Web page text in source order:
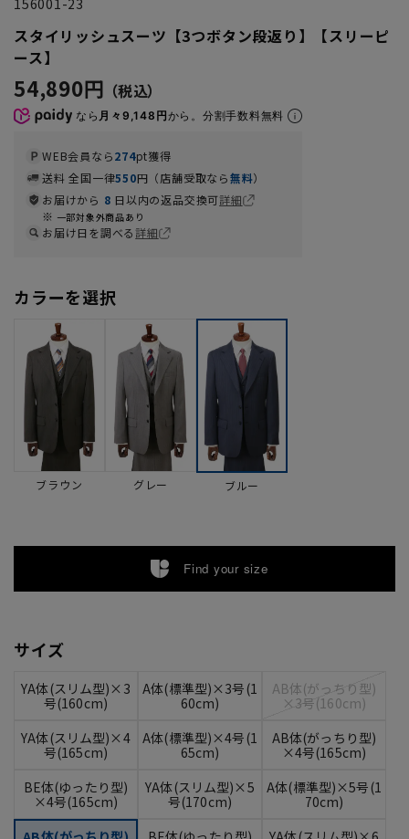
スタイリッシュスーツ【3つボタン段返り】【スリーピ
ース】
54,890円
なら 月々9,148円から。分割手数料無料
WEB会員なら274pt獲得
送料 全国一律550円（店舗受取なら無料）
お届けから 8 日以内の返品交換可詳細
一部対象外商品あり
お届け日を調べる詳細
カラーを選択
ブラウン グレー ブルー
Find your size
サイズ
YA体(スリム型)×3
号(160cm)
A体(標準型)×3号(1
60cm)
AB体(がっちり型)
×3号(160cm)
YA体(スリム型)×4
号(165cm)
A体(標準型)×4号(1
65cm)
AB体(がっちり型)
×4号(165cm)
BE体(ゆったり型)
×4号(165cm)
YA体(スリム型)×5
号(170cm)
A体(標準型)×5号(1
70cm)